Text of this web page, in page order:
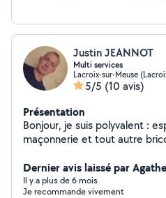
Justin JEANNOT
Multi services
Lacroix-sur-Meuse
5/5 (10 avis)
Présentation
Bonjour, je suis polyvalent :
maçonnerie et tout autre
Dernier avis laissé par
Il y a plus de 6 mois
Je recommande vivement